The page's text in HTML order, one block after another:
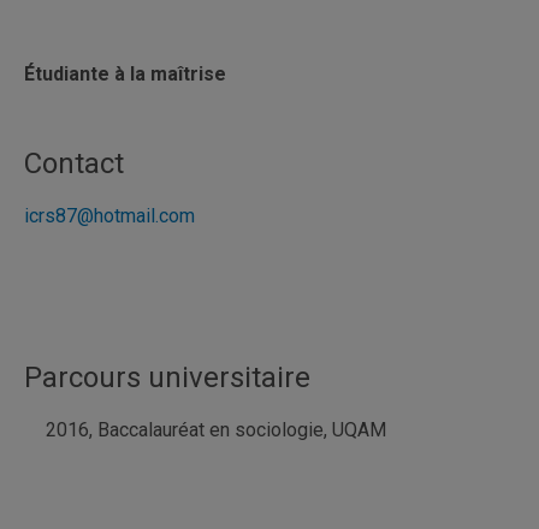
Étudiante à la maîtrise
Contact
icrs87@hotmail.com
Parcours universitaire
2016, Baccalauréat en sociologie, UQAM